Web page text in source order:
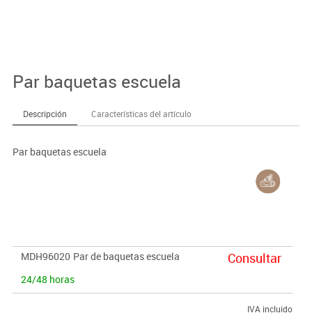
Par baquetas escuela
Descripción Características del artículo
Par baquetas escuela
MDH96020 Par de baquetas escuela
24/48 horas
Consultar
IVA incluido